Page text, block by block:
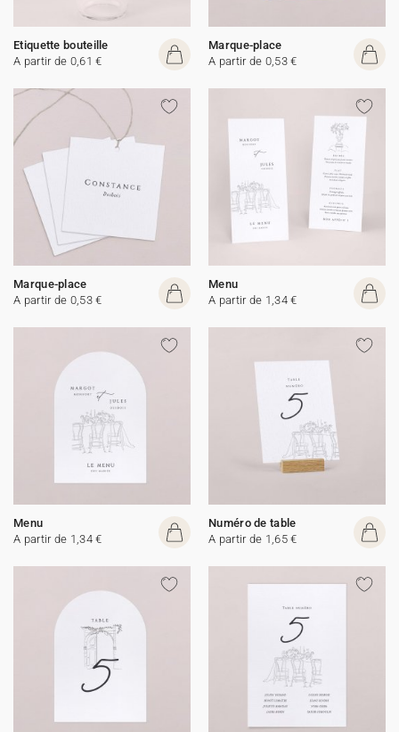
Etiquette bouteille
A partir de 0,61 €
Marque-place
A partir de 0,53 €
Marque-place
A partir de 0,53 €
Menu
A partir de 1,34 €
Menu
A partir de 1,34 €
Numéro de table
A partir de 1,65 €